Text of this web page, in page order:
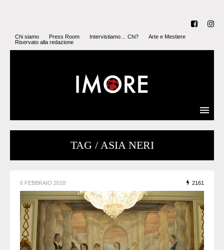
Chi siamo Press Room Intervistiamo… Chi?
Arte e Mestiere
Riservato alla redazione
TAG / ASIA NERI
6 FEBBRAIO 2018 2161